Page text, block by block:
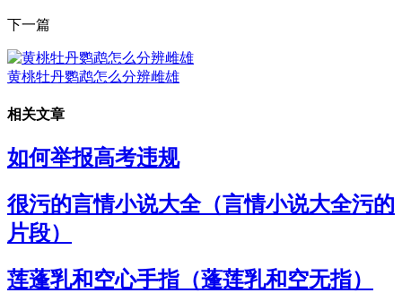
下一篇
黄桃牡丹鹦鹉怎么分辨雌雄
相关文章
如何举报高考违规
很污的言情小说大全（言情小说大全污的
片段）
莲蓬乳和空心手指（蓬莲乳和空无指）